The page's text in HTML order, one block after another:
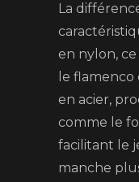
La
en nylon,
le
en acier,
comme le
facilitant le
manche